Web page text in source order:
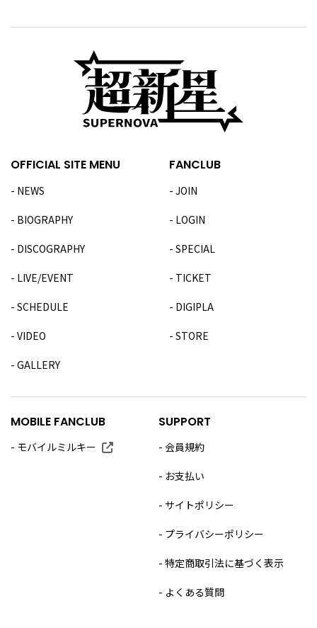
OFFICIAL SITE MENU
NEWS
BIOGRAPHY
DISCOGRAPHY
LIVE/EVENT
SCHEDULE
VIDEO
GALLERY
FANCLUB
JOIN
LOGIN
SPECIAL
TICKET
DIGIPLA
STORE
MOBILE FANCLUB
モバイルミルキー
SUPPORT
会員規約
お支払い
サイトポリシー
プライバシーポリシー
特定商取引法に基づく表示
よくある質問